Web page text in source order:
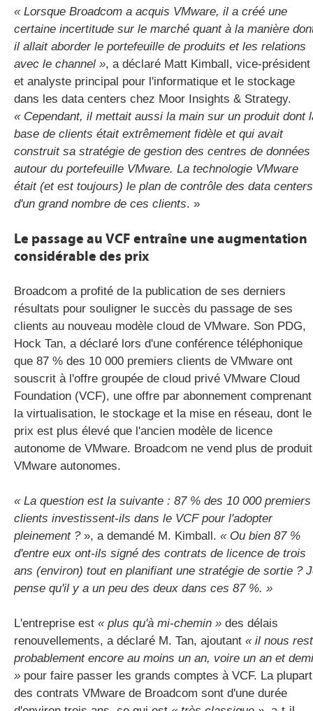
« Lorsque Broadcom a acquis VMware, il a créé une
certaine incertitude sur le marché quant à la manière
il allait aborder le portefeuille de produits et les relations
avec le channel », a déclaré Matt Kimball, vice-président
et analyste principal pour l'informatique et le stockage
dans les data centers chez Moor Insights & Strategy.
« Cependant, il mettait aussi la main sur un produit dont
base de clients était extrêmement fidèle et qui avait
construit sa stratégie de gestion des centres de données
autour du portefeuille VMware. La technologie VMware
était (et est toujours) le plan de contrôle des data centers
d'un grand nombre de ces clients. »
Le passage au VCF entraîne une augmentation
considérable des prix
Broadcom a profité de la publication de ses derniers
résultats pour souligner le succès du passage de ses
clients au nouveau modèle cloud de VMware. Son PDG,
Hock Tan, a déclaré lors d'une conférence téléphonique
que 87 % des 10 000 premiers clients de VMware ont
souscrit à l'offre groupée de cloud privé VMware Cloud
Foundation (VCF), une offre par abonnement comprenant
la virtualisation, le stockage et la mise en réseau, dont le
prix est plus élevé que l'ancien modèle de licence
autonome de VMware. Broadcom ne vend plus de
VMware autonomes.
« La question est la suivante : 87 % des 10 000 premiers
clients investissent-ils dans le VCF pour l'adopter
pleinement ?», a demandé M. Kimball. « Ou bien 87 %
d'entre eux ont-ils signé des contrats de licence de trois
ans (environ) tout en planifiant une stratégie de sortie ?
pense qu'il y a un peu des deux dans ces 87 %. »
L'entreprise est « plus qu'à mi-chemin » des délais
renouvellements, a déclaré M. Tan, ajoutant « il nous
probablement encore au moins un an, voire un an et demi
» pour faire passer les grands comptes à VCF. La plupart
des contrats VMware de Broadcom sont d'une durée